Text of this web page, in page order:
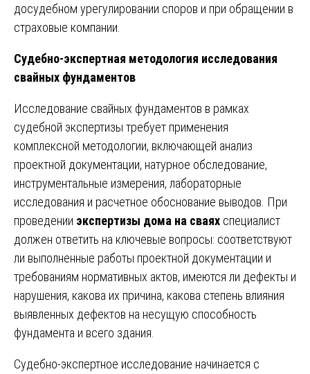
досудебном урегулировании споров и при обращении в
страховые компании.
Судебно-экспертная методология исследования
свайных фундаментов
Исследование свайных фундаментов в рамках
судебной экспертизы требует применения
комплексной методологии, включающей анализ
проектной документации, натурное обследование,
инструментальные измерения, лабораторные
исследования и расчетное обоснование выводов. При
проведении экспертизы дома на сваях специалист
должен ответить на ключевые вопросы: соответствуют
ли выполненные работы проектной документации и
требованиям нормативных актов, имеются ли дефекты и
нарушения, какова их причина, какова степень влияния
выявленных дефектов на несущую способность
фундамента и всего здания.
Судебно-экспертное исследование начинается с